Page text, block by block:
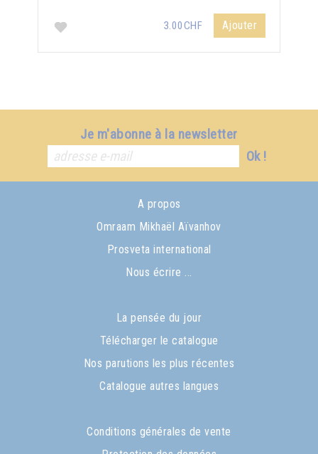
3.00CHF Ajouter
Je m'abonne à la newsletter
Ok !
A propos
Omraam Mikhaël Aïvanhov
Prosveta international
Nous écrire ...
La pensée du jour
Télécharger le catalogue
Nos parutions les plus récentes
Catalogue autres langues
Conditions générales de vente